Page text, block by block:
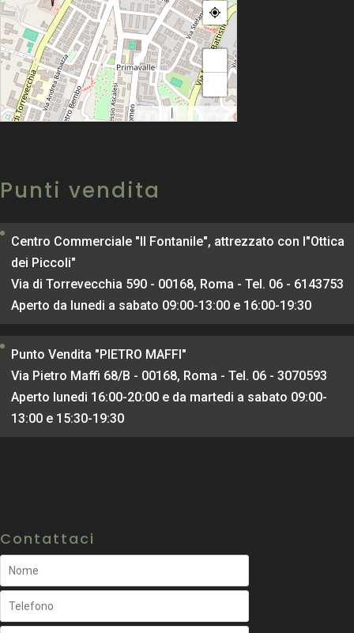
© OpenStreetMap
Punti vendita
Centro Commerciale "Il Fontanile", attrezzato con l"Ottica
dei Piccoli"
Via di Torrevecchia 590 - 00168, Roma - Tel. 06 - 6143753
Aperto da lunedi a sabato 09:00-13:00 e 16:00-19:30
Punto Vendita "PIETRO MAFFI"
Via Pietro Maffi 68/B - 00168, Roma - Tel. 06 - 3070593
Aperto lunedi 16:00-20:00 e da martedi a sabato 09:00-
13:00 e 15:30-19:30
Contattaci